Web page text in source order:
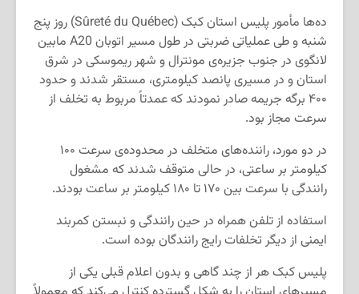
ده‌ها مأمور پلیس استان کبک (Sûreté du Québec) روز پنج
شنبه و طی عملیاتی ضربتی در طول مسیر اتوبان A20 مابین
لانگوی در جنوب جزیره‌ی مونترال و شهر ریموسکی در شرق
استان و در مسیری پانصد کیلومتری، مستقر شدند و حدود
۴۰۰ برگه جریمه صادر نمودند که عمدتاً مربوط به تخلف از
سرعت مجاز بود.
در دو مورد، راننده‌های متخلف در محدوده‌ی سرعت ۱۰۰
کیلومتر بر ساعتی، در حالی متوقف شدند که مشغول
رانندگی با سرعت بین ۱۷۰ تا ۱۸۰ کیلومتر بر ساعت بودند.
استفاده از تلفن همراه در حین رانندگی و نبستن کمربند
ایمنی از دیگر تخلفات رایج رانندگان بوده است.
پلیس کبک هر از چند گاهی و بدون اعلام قبلی یکی از